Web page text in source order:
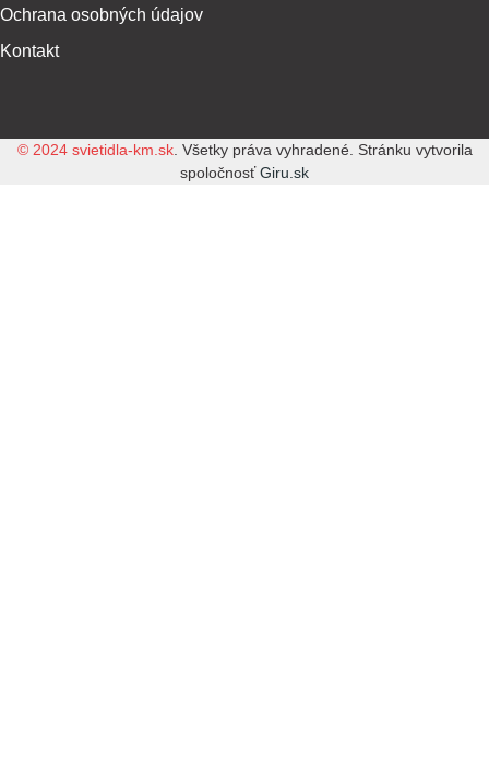
Ochrana osobných údajov
Kontakt
© 2024 svietidla-km.sk. Všetky práva vyhradené. Stránku vytvorila
spoločnosťGiru.sk